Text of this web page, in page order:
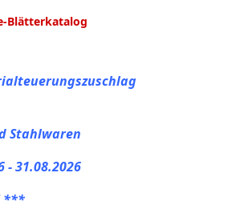
Blätterkatalog
Stahlwaren
- 31.08.2026
***